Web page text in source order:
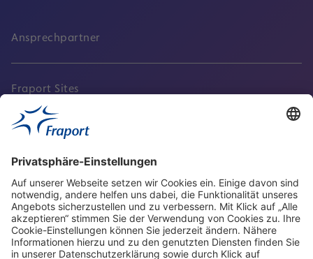
Ansprechpartner
Fraport Sites
Aktuell
Service